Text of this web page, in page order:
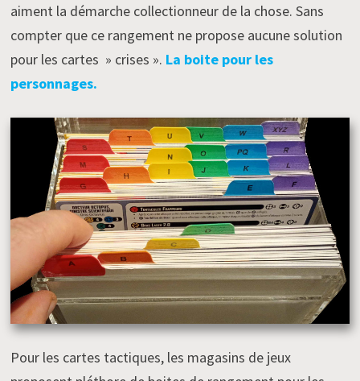
aiment la démarche collectionneur de la chose. Sans
compter que ce rangement ne propose aucune solution
pour les cartes » crises ». La boite pour les
personnages.
Pour les cartes tactiques, les magasins de jeux